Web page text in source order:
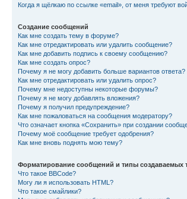
Когда я щёлкаю по ссылке «email», от меня требуют
Создание сообщений
Как мне создать тему в форуме?
Как мне отредактировать или удалить сообщение?
Как мне добавить подпись к своему сообщению?
Как мне создать опрос?
Почему я не могу добавить больше вариантов ответа?
Как мне отредактировать или удалить опрос?
Почему мне недоступны некоторые форумы?
Почему я не могу добавлять вложения?
Почему я получил предупреждение?
Как мне пожаловаться на сообщения модератору?
Что означает кнопка «Сохранить» при создании
Почему моё сообщение требует одобрения?
Как мне вновь поднять мою тему?
Форматирование сообщений и типы создаваемых
Что такое BBCode?
Могу ли я использовать HTML?
Что такое смайлики?